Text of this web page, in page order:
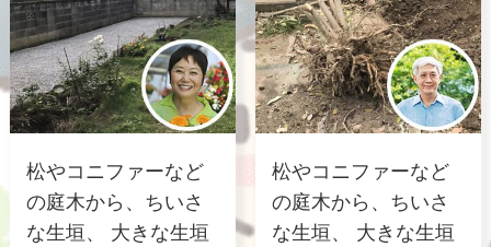
松やコニファーなど
の庭木から、ちいさ
な生垣、 大きな生垣
松やコニファーなど
の庭木から、ちいさ
な生垣、 大きな生垣